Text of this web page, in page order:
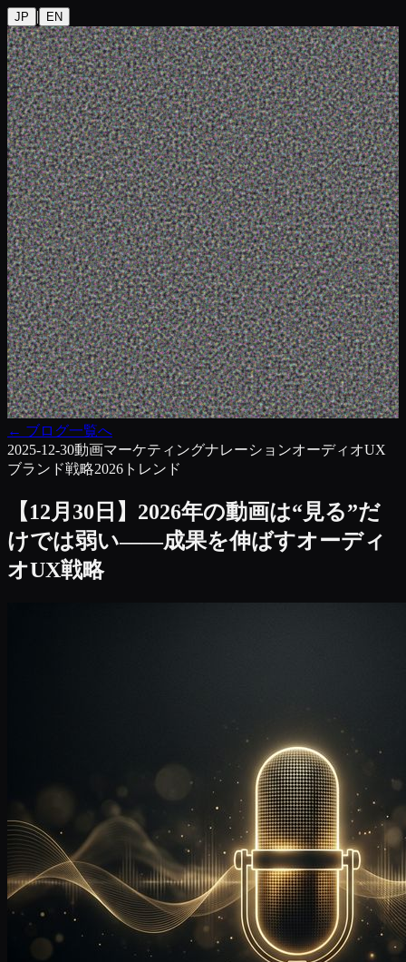
JP | EN
← ブログ一覧へ
2025-12-30動画マーケティングナレーションオーディオUX
ブランド戦略2026トレンド
【12月30日】2026年の動画は“見る”だ
けでは弱い——成果を伸ばすオーディ
オUX戦略